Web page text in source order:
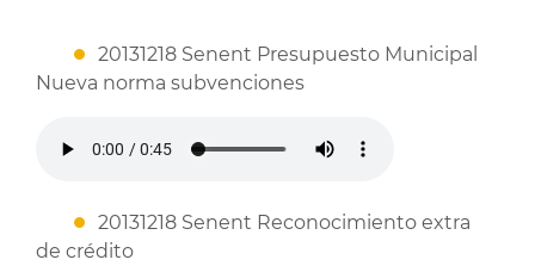
20131218 Senent Presupuesto Municipal
Nueva norma subvenciones
20131218 Senent Reconocimiento extra
de crédito